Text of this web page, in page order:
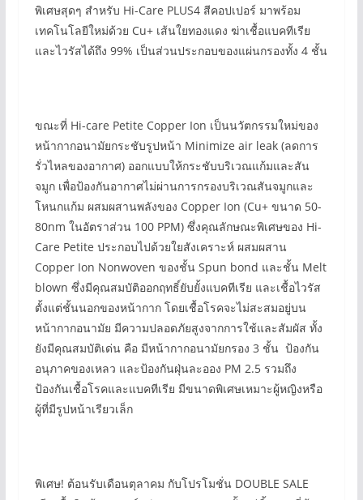
พิเศษสุดๆ สำหรับ Hi-Care PLUS4 สีคอปเปอร์ มาพร้อม
เทคโนโลยีใหม่ด้วย Cu+ เส้นใยทองแดง ฆ่าเชื้อแบคทีเรีย
และไวรัสได้ถึง 99% เป็นส่วนประกอบของแผ่นกรองทั้ง 4 ชั้น
ขณะที่ Hi-care Petite Copper Ion เป็นนวัตกรรมใหม่ของ
หน้ากากอนามัยกระชับรูปหน้า Minimize air leak (ลดการ
รั่วไหลของอากาศ) ออกแบบให้กระชับบริเวณแก้มและสัน
จมูก เพื่อป้องกันอากาศไม่ผ่านการกรองบริเวณสันจมูกและ
โหนกแก้ม ผสมผสานพลังของ Copper Ion (Cu+ ขนาด 50-
80nm ในอัตราส่วน 100 PPM) ซึ่งคุณลักษณะพิเศษของ Hi-
Care Petite ประกอบไปด้วยใยสังเคราะห์ ผสมผสาน
Copper Ion Nonwoven ของชั้น Spun bond และชั้น Melt
blown ซึ่งมีคุณสมบัติออกฤทธิ์ยับยั้งแบคทีเรีย และเชื้อไวรัส
ตั้งแต่ชั้นนอกของหน้ากาก โดยเชื้อโรคจะไม่สะสมอยู่บน
หน้ากากอนามัย มีความปลอดภัยสูงจากการใช้และสัมผัส ทั้ง
ยังมีคุณสมบัติเด่น คือ มีหน้ากากอนามัยกรอง 3 ชั้น ป้องกัน
อนุภาคของเหลว และป้องกันฝุ่นละออง PM 2.5 รวมถึง
ป้องกันเชื้อโรคและแบคทีเรีย มีขนาดพิเศษเหมาะผู้หญิงหรือ
ผู้ที่มีรูปหน้าเรียวเล็ก
พิเศษ! ต้อนรับเดือนตุลาคม กับโปรโมชั่น DOUBLE SALE